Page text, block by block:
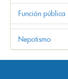
Función pública
Nepotismo